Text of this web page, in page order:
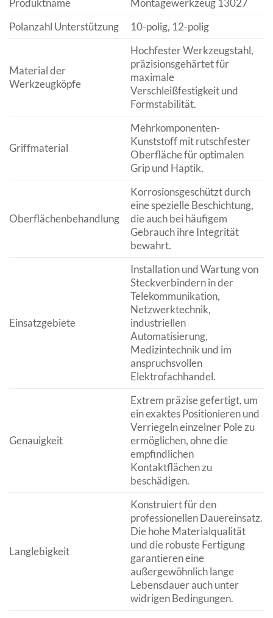
Produktname
Montagewerkzeug 13027
Polanzahl Unterstützung
10-polig, 12-polig
Material der
Werkzeugköpfe
Hochfester Werkzeugstahl,
präzisionsgehärtet für
maximale
Verschleißfestigkeit und
Formstabilität.
Griffmaterial
Mehrkomponenten-
Kunststoff mit rutschfester
Oberfläche für optimalen
Grip und Haptik.
Oberflächenbehandlung
Korrosionsgeschützt durch
eine spezielle Beschichtung,
die auch bei häufigem
Gebrauch ihre Integrität
bewahrt.
Einsatzgebiete
Installation und Wartung von
Steckverbindern in der
Telekommunikation,
Netzwerktechnik,
industriellen
Automatisierung,
Medizintechnik und im
anspruchsvollen
Elektrofachhandel.
Genauigkeit
Extrem präzise gefertigt, um
ein exaktes Positionieren und
Verriegeln einzelner Pole zu
ermöglichen, ohne die
empfindlichen
Kontaktflächen zu
beschädigen.
Langlebigkeit
Konstruiert für den
professionellen Dauereinsatz.
Die hohe Materialqualität
und die robuste Fertigung
garantieren eine
außergewöhnlich lange
Lebensdauer auch unter
widrigen Bedingungen.